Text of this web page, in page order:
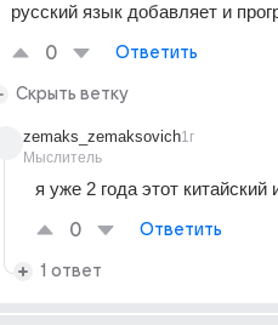
русский язык добавляет и
0 Ответить
Скрыть ветку
zemaks_zemaksovich
Мыслитель
1г
я уже 2 года этот
0 Ответить
1 ответ